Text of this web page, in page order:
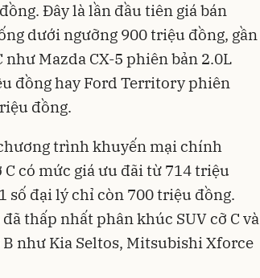
Đây là lần đầu tiên giá bán
dưới ngưỡng 900 triệu đồng, gần
Mazda CX-5 phiên bản 2.0L
đồng hay Ford Territory phiên
đồng.
trình khuyến mại chính
C có mức giá ưu đãi từ 714 triệu
số đại lý chỉ còn 700 triệu đồng.
thấp nhất phân khúc SUV cỡ C và
B như Kia Seltos, Mitsubishi Xforce